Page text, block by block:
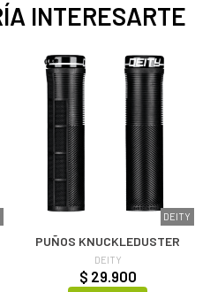
INTERESARTE
DEITY
PUÑOS KNUCKLEDUSTER
DEITY
$ 29.900